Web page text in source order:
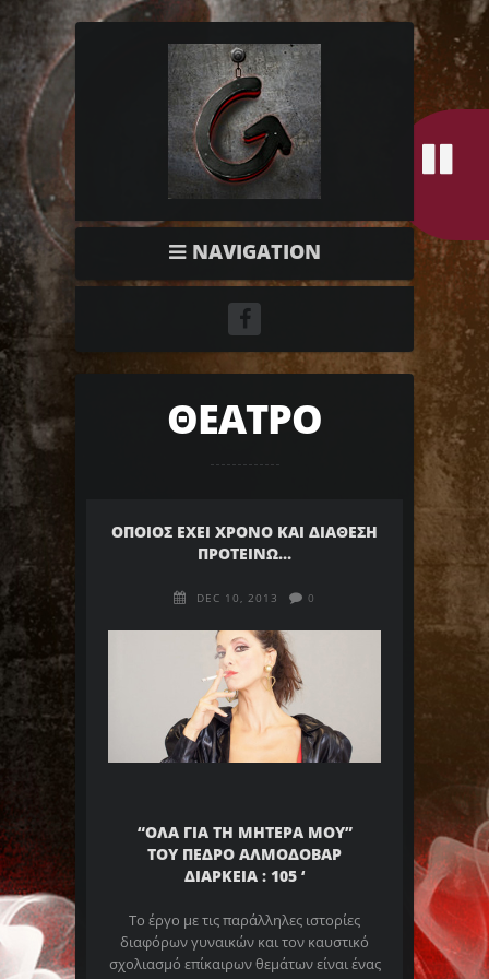
NAVIGATION
ΘΕΑΤΡΟ
ΟΠΟΙΟΣ ΕΧΕΙ ΧΡΟΝΟ ΚΑΙ ΔΙΑΘΕΣΗ
ΠΡΟΤΕΙΝΩ…
DEC 10, 2013 0
“ΟΛΑ ΓΙΑ ΤΗ ΜΗΤΕΡΑ ΜΟΥ”
ΤΟΥ ΠΕΔΡΟ ΑΛΜΟΔΟΒΑΡ
ΔΙΑΡΚΕΙΑ : 105 ‘
Το έργο με τις παράλληλες ιστορίες
διαφόρων γυναικών και τον καυστικό
σχολιασμό επίκαιρων θεμάτων είναι ένας